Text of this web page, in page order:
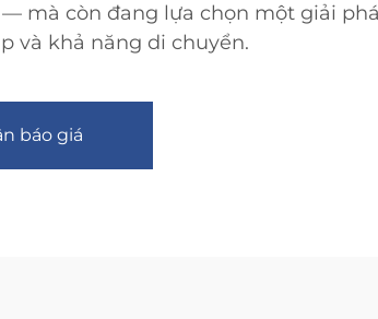
mà còn đang lựa chọn một giải
và khả năng di chuyển.
báo giá